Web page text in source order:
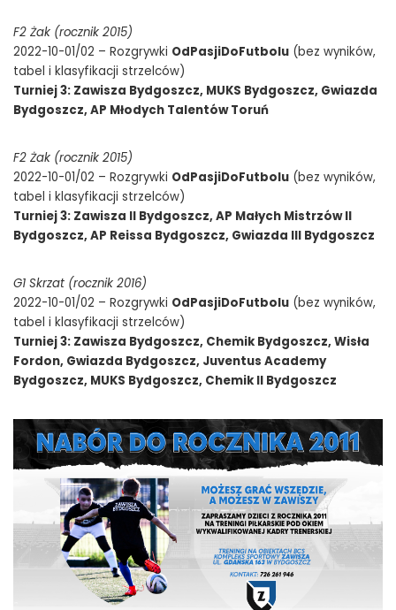
F2 Żak (rocznik 2015)
2022-10-01/02 – Rozgrywki OdPasjiDoFutbolu (bez wyników,
tabel i klasyfikacji strzelców)
Turniej 3: Zawisza Bydgoszcz, MUKS Bydgoszcz, Gwiazda
Bydgoszcz, AP Młodych Talentów Toruń
F2 Żak (rocznik 2015)
2022-10-01/02 – Rozgrywki OdPasjiDoFutbolu (bez wyników,
tabel i klasyfikacji strzelców)
Turniej 3: Zawisza II Bydgoszcz, AP Małych Mistrzów II
Bydgoszcz, AP Reissa Bydgoszcz, Gwiazda III Bydgoszcz
G1 Skrzat (rocznik 2016)
2022-10-01/02 – Rozgrywki OdPasjiDoFutbolu (bez wyników,
tabel i klasyfikacji strzelców)
Turniej 3: Zawisza Bydgoszcz, Chemik Bydgoszcz, Wisła
Fordon, Gwiazda Bydgoszcz, Juventus Academy
Bydgoszcz, MUKS Bydgoszcz, Chemik II Bydgoszcz